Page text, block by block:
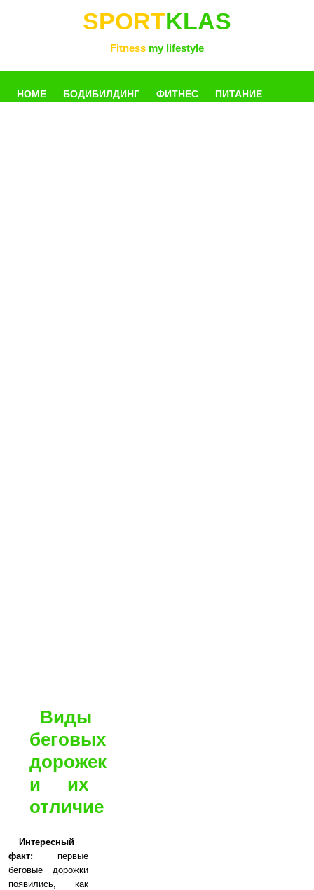
SPORTKLAS
Fitness my lifestyle
HOME БОДИБИЛДИНГ ФИТНЕС ПИТАНИЕ
Виды
беговых
дорожек
и их
отличие
Интересный
факт: первые
беговые дорожки
появились, как